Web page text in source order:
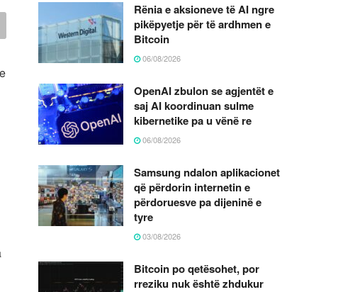
Rënia e aksioneve të AI ngre
pikëpyetje për të ardhmen e
Bitcoin
06/08/2026
OpenAI zbulon se agjentët e
saj AI koordinuan sulme
kibernetike pa u vënë re
06/08/2026
Samsung ndalon aplikacionet
që përdorin internetin e
përdoruesve pa dijeninë e
tyre
03/08/2026
Bitcoin po qetësohet, por
rreziku nuk është zhdukur